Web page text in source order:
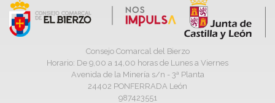
Consejo Comarcal del Bierzo
Horario: De 9,00 a 14,00 horas de Lunes a Viernes
Avenida de la Minería s/n - 3ª Planta
24402 PONFERRADA León
987423551